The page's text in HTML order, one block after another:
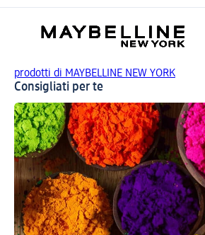
prodotti di MAYBELLINE NEW YORK
Consigliati per te